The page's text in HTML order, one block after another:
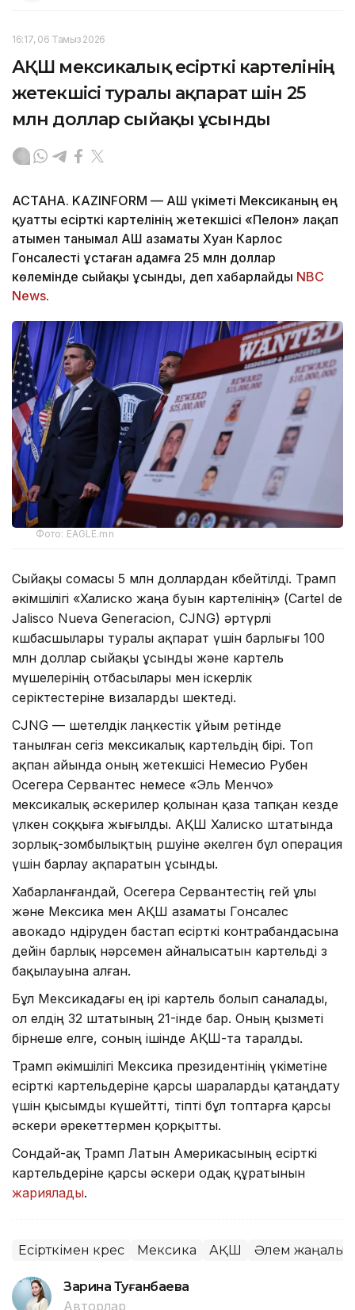
16:17, 06 Тамыз 2026
АҚШ мексикалық есірткі картелінің
жетекшісі туралы ақпарат үшін 25
млн доллар сыйақы ұсынды
АСТАНА. KAZINFORM — АҚШ үкіметі Мексиканың ең
қуатты есірткі картелінің жетекшісі «Пелон» лақап
атымен танымал АҚШ азаматы Хуан Карлос
Гонсалесті ұстаған адамға 25 млн доллар
көлемінде сыйақы ұсынды, деп хабарлайды NBC
News.
Фото: EAGLE.mn
Сыйақы сомасы 5 млн доллардан көбейтілді. Трамп
әкімшілігі «Халиско жаңа буын картелінің» (Cartel de
Jalisco Nueva Generacion, CJNG) әртүрлі
көшбасшылары туралы ақпарат үшін барлығы 100
млн доллар сыйақы ұсынды және картель
мүшелерінің отбасылары мен іскерлік
серіктестеріне визаларды шектеді.
CJNG — шетелдік лаңкестік ұйым ретінде
танылған сегіз мексикалық картельдің бірі. Топ
ақпан айында оның жетекшісі Немесио Рубен
Осегера Сервантес немесе «Эль Менчо»
мексикалық әскерилер қолынан қаза тапқан кезде
үлкен соққыға жығылды. АҚШ Халиско штатында
зорлық-зомбылықтың өршуіне әкелген бұл операция
үшін барлау ақпаратын ұсынды.
Хабарланғандай, Осегера Сервантестің өгей ұлы
және Мексика мен АҚШ азаматы Гонсалес
авокадо өндіруден бастап есірткі контрабандасына
дейін барлық нәрсемен айналысатын картельді өз
бақылауына алған.
Бұл Мексикадағы ең ірі картель болып саналады,
ол елдің 32 штатының 21-інде бар. Оның қызметі
бірнеше елге, соның ішінде АҚШ-та таралды.
Трамп әкімшілігі Мексика президентінің үкіметіне
есірткі картельдеріне қарсы шараларды қатаңдату
үшін қысымды күшейтті, тіпті бұл топтарға қарсы
әскери әрекеттермен қорқытты.
Сондай-ақ Трамп Латын Америкасының есірткі
картельдеріне қарсы әскери одақ құратынын
жариялады.
Есірткімен күрес Мексика АҚШ Әлем
Зарина Туғанбаева
Авторлар